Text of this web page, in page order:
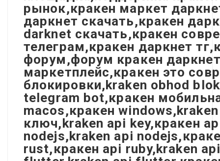
рынок,кракен маркет
даркнет скачать,кракен
darknet скачать,кракен
телеграм,кракен даркнет
форум,форум кракен
маркетплейс,кракен это
блокировки,kraken obhod
telegram bot,кракен
macos,кракен
ключ,kraken api key,кракен
nodejs,kraken api
rust,кракен api ruby,kraken